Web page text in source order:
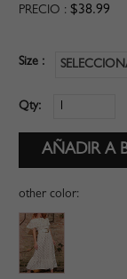
PRECIO : $38.99
Size :
Qty:
other color: